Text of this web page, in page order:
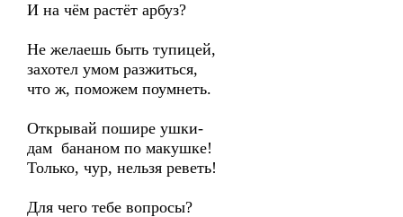
И на чём растёт арбуз?
Не желаешь быть тупицей,
захотел умом разжиться,
что ж, поможем поумнеть.
Открывай пошире ушки-
дам бананом по макушке!
Только, чур, нельзя реветь!
Для чего тебе вопросы?